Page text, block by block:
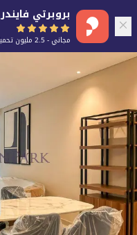
بروبرتي فايندر
مجاني - 2.5 مليون تحميل